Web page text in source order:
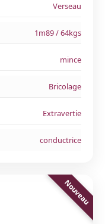
Verseau
1m89 / 64kgs
mince
Bricolage
Extravertie
conductrice